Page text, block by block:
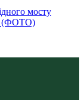
мосту
(ФОТО)